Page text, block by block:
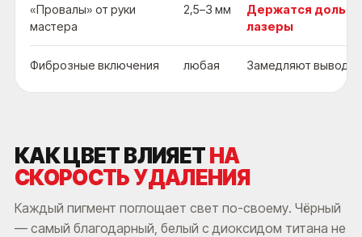
«Провалы» от руки
мастера
2,5–3 мм
Держатся
лазеры
Фиброзные включения любая Замедляют вывод
КАК ЦВЕТ ВЛИЯЕТНА
СКОРОСТЬ УДАЛЕНИЯ
Каждый пигмент поглощает свет по-своему. Чёрный
— самый благодарный, белый с диоксидом титана не